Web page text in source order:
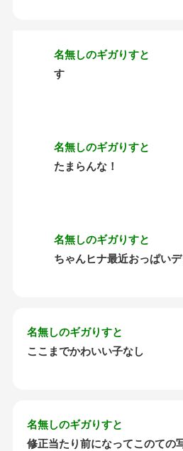
名無しのギガりすと
す
名無しのギガりすと
たまらんな！
名無しのギガりすと
ちゃんヒナ最近おっぱい
名無しのギガりすと
ここまでかわいい子なし
名無しのギガりすと
修正当たり前になってこのての